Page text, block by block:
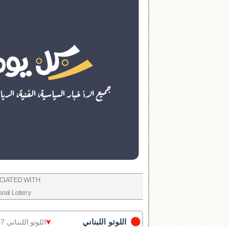
WITH
Lottery
اللوتو اللبناني اللوتو اللبناني 2437